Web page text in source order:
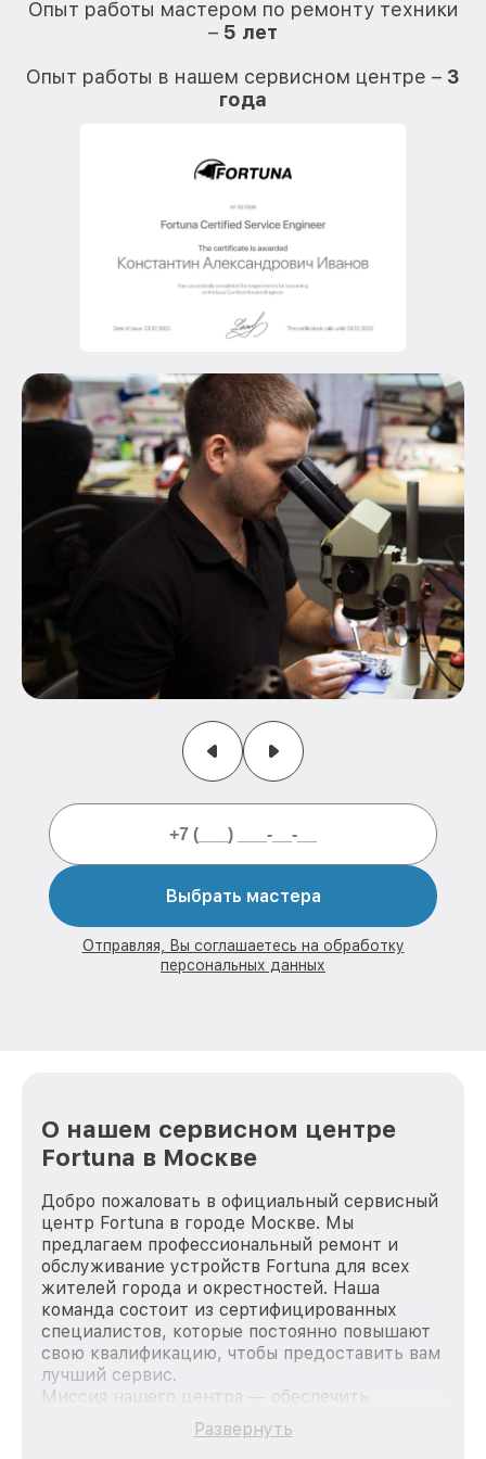
Опыт работы мастером по ремонту техники
– 5 лет
Опыт работы в нашем сервисном центре – 3
года
Выбрать мастера
Отправляя, Вы соглашаетесь на обработку
персональных данных
О нашем сервисном центре
Fortuna в Москве
Добро пожаловать в официальный сервисный
центр Fortuna в городе Москве. Мы
предлагаем профессиональный ремонт и
обслуживание устройств Fortuna для всех
жителей города и окрестностей. Наша
команда состоит из сертифицированных
специалистов, которые постоянно повышают
свою квалификацию, чтобы предоставить вам
лучший сервис.
Миссия нашего центра — обеспечить
качественный и доступный ремонт для
каждого пользователя продукции Fortuna, вне
Развернуть